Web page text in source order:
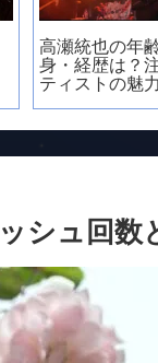
高瀬統也の年
身・経歴は？
ティストの魅力
シュ回数